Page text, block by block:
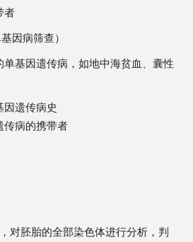
者
因病筛查）
基因遗传病，如地中海贫血、囊性
遗传病史
传病的携带者
对胚胎的全部染色体进行分析，判